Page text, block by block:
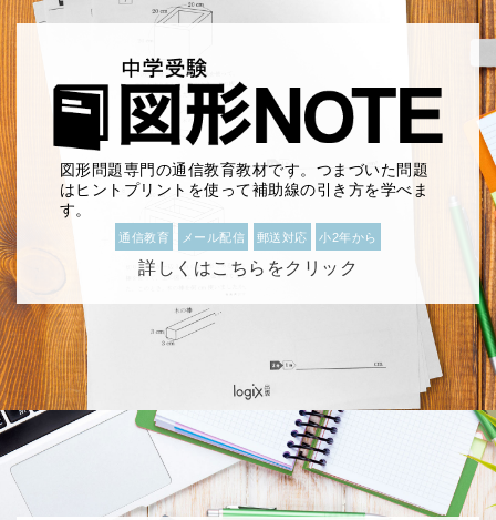
図形問題専門の通信教育教材です。つまづいた問題
はヒントプリントを使って補助線の引き方を学べま
す。
通信教育 メール配信 郵送対応 小2年から
詳しくはこちらをクリック